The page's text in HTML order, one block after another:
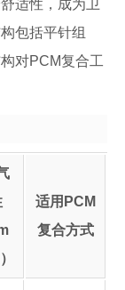
适性，成为卫
包括平针组
对PCM复合工
适用PCM
复合方式